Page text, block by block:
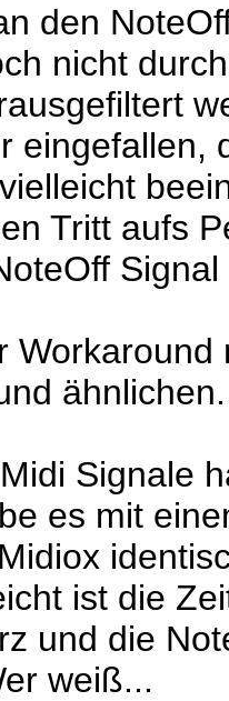
den
nicht
eingefallen,
Tritt aufs
ähnlichen.
Signale
es mit
ist die
und die
weiß...